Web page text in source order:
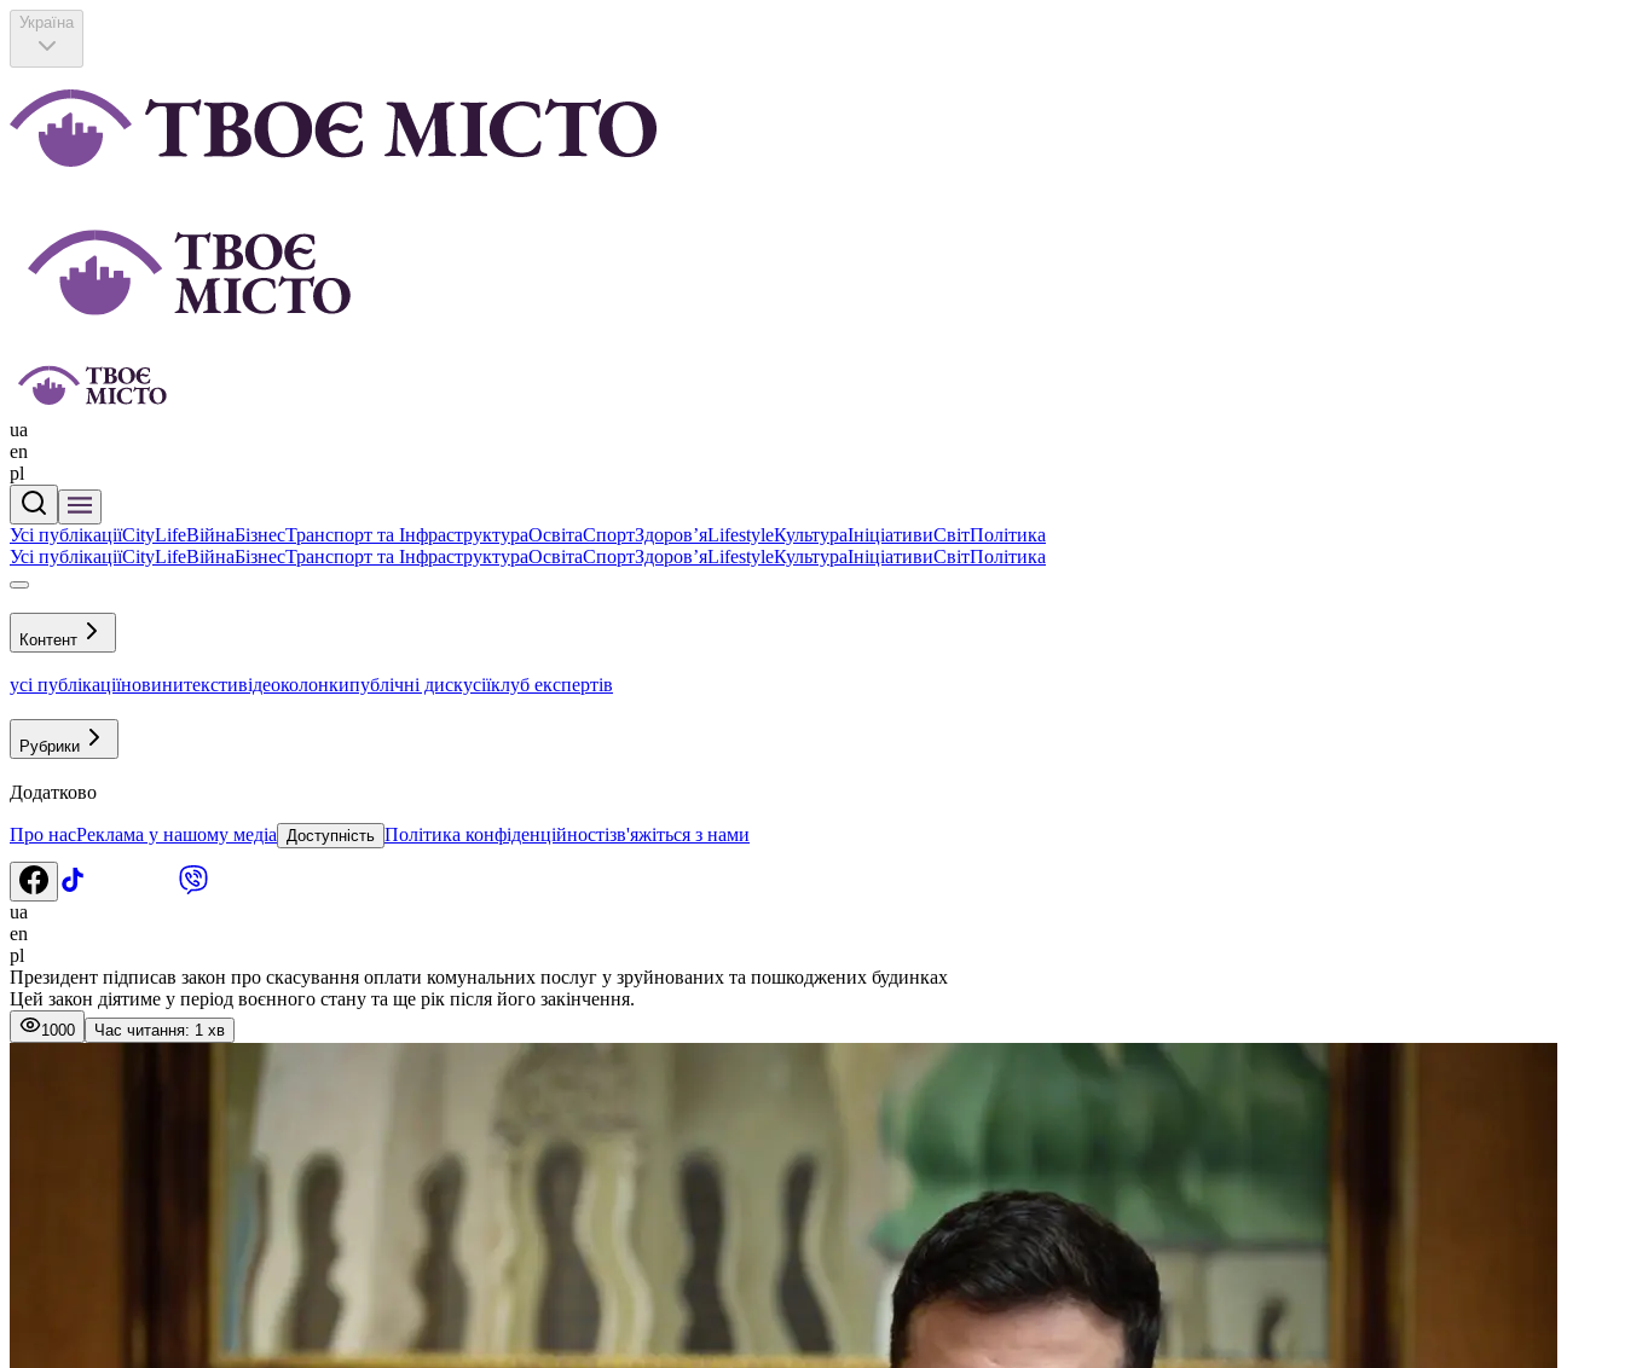
Україна
ua
en
pl
Усі публікаціїCityLifeВійнаБізнесТранспорт та ІнфраструктураОсвітаСпортЗдоровʼяLifestyleКультураІніціативиСвітПолітика
Усі публікаціїCityLifeВійнаБізнесТранспорт та ІнфраструктураОсвітаСпортЗдоровʼяLifestyleКультураІніціативиСвітПолітика
Контент
усі публікаціїновинитекстивідеоколонкипублічні дискусіїклуб експертів
Рубрики
Додатково
Про насРеклама у нашому медіа Доступність Політика конфіденційностізв'яжіться з нами
ua
en
pl
Президент підписав закон про скасування оплати комунальних послуг у зруйнованих та пошкоджених будинках
Цей закон діятиме у період воєнного стану та ще рік після його закінчення.
1000 Час читання: 1 хв